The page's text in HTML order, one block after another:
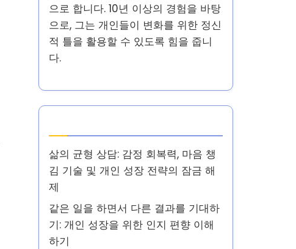
으로 합니다. 10년 이상의 경험을 바탕
으로, 그는 개인들이 변화를 위한 정신
적 틀을 활용할 수 있도록 힘을 줍니
다.
삶의 균형 상담: 감정 회복력, 마음 챙
김 기술 및 개인 성장 전략의 잠금 해
제
같은 일을 하면서 다른 결과를 기대하
기: 개인 성장을 위한 인지 편향 이해
하기